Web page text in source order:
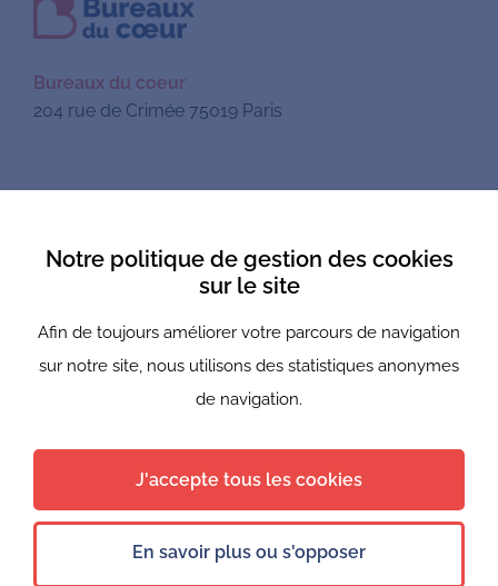
Bureaux du coeur
204 rue de Crimée 75019 Paris
Politique de confidentialité
Newsletter
© 2021 - 2026 Bureaux du coeur — Tous droits reservés
Notre politique de gestion des cookies
sur le site
Afin de toujours améliorer votre parcours de navigation
sur notre site, nous utilisons des statistiques anonymes
de navigation.
J'accepte tous les cookies
En savoir plus ou s'opposer